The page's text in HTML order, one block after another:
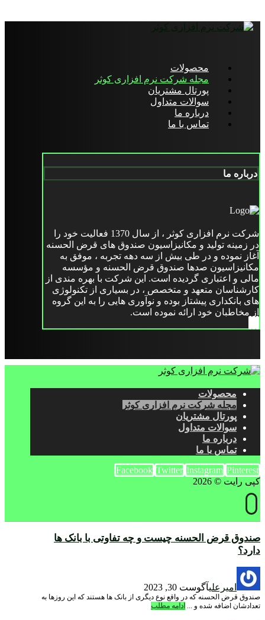
محصولات
مجله شرکت نرم افزاری کوثر
پورتال مشتریان
سوالات متداول
درباره ما
تماس با ما
درباره ما
شرکت نرم افزاری کوثر ، از سال 1370 فعالیت خود را
در زمینه تولید و مکانیزاسیون صندوق های قرض الحسنه
آغاز نموده و در طی بیش از سه دهه تجربه ، موفق به
مکانیزاسیون صدها صندوق قرض الحسنه و مؤسسه
مالی و اعتباری گردیده است. این شرکت با بهره مندی از
کارشناسان متعهد و متخصص ، در بسیاری از تکنولوژی
های بانکداری پیشتاز بوده و نوآوری هایی را به این گروه
از مخاطبان خود ارائه نموده است.
محصولات
مجله شرکت نرم افزاری کوثر
پورتال مشتریان
سوالات متداول
درباره ما
تماس با ما
Facebook Twitter Instagram Pinterest
کپی رایت © 2026
صندوق قرض الحسنه چیست و چه تفاوتی با بانک ها
دارد؟
امیرعلیآگوست 30, 2023
صندوق قرض الحسنه که در واقع نوع دیگری از بانک ها هستند که این روزها به
تعدادشان اضافه شده و ... ادامه مطلب